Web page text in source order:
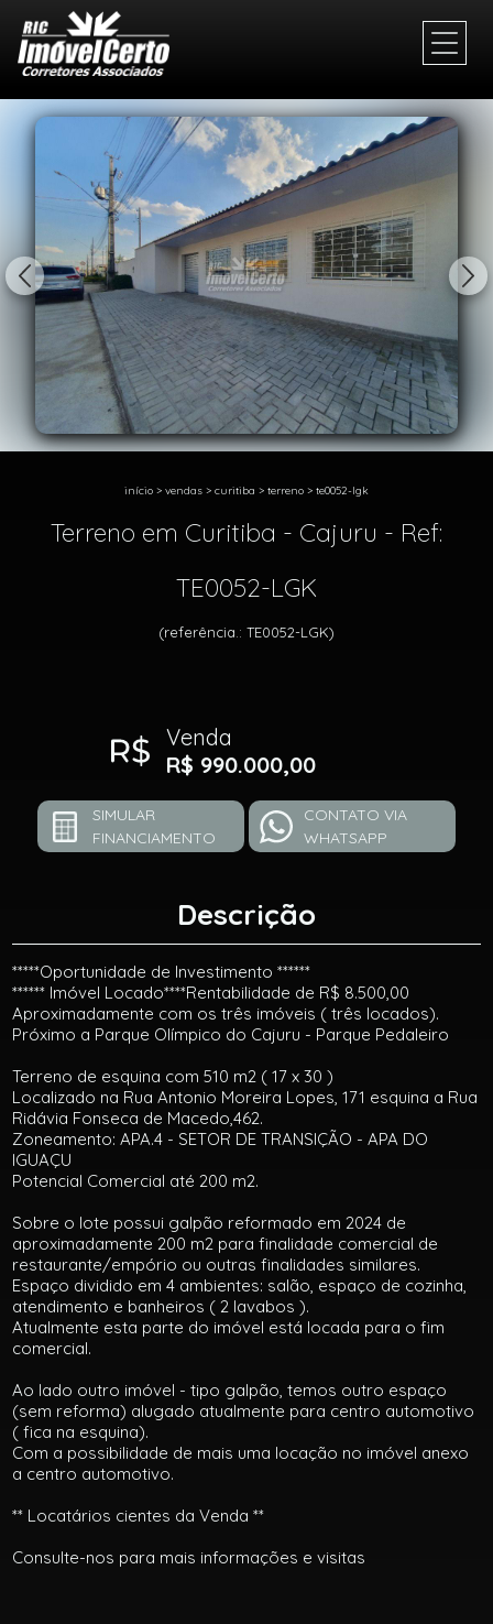
início > vendas > curitiba > terreno > te0052-lgk
Terreno em Curitiba - Cajuru - Ref:
TE0052-LGK
(referência.: TE0052-LGK)
Venda
R$ 990.000,00
SIMULAR
FINANCIAMENTO
CONTATO VIA
WHATSAPP
Descrição
*****Oportunidade de Investimento ******
****** Imóvel Locado****Rentabilidade de R$ 8.500,00
Aproximadamente com os três imóveis ( três locados).
Próximo a Parque Olímpico do Cajuru - Parque Pedaleiro
Terreno de esquina com 510 m2 ( 17 x 30 )
Localizado na Rua Antonio Moreira Lopes, 171 esquina a Rua
Ridávia Fonseca de Macedo,462.
Zoneamento: APA.4 - SETOR DE TRANSIÇÃO - APA DO
IGUAÇU
Potencial Comercial até 200 m2.
Sobre o lote possui galpão reformado em 2024 de
aproximadamente 200 m2 para finalidade comercial de
restaurante/empório ou outras finalidades similares.
Espaço dividido em 4 ambientes: salão, espaço de cozinha,
atendimento e banheiros ( 2 lavabos ).
Atualmente esta parte do imóvel está locada para o fim
comercial.
Ao lado outro imóvel - tipo galpão, temos outro espaço
(sem reforma) alugado atualmente para centro automotivo
( fica na esquina).
Com a possibilidade de mais uma locação no imóvel anexo
a centro automotivo.
** Locatários cientes da Venda **
Consulte-nos para mais informações e visitas